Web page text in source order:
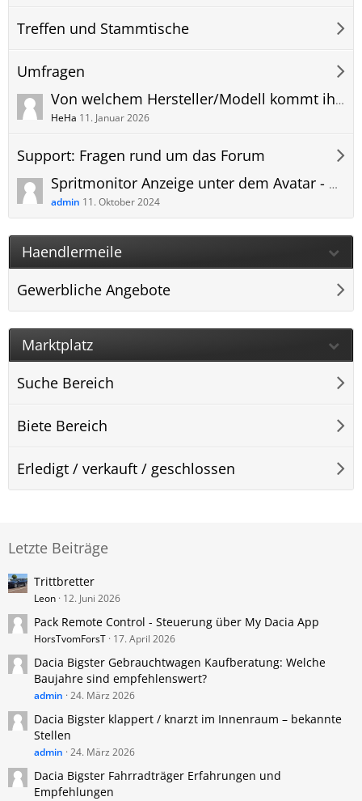
Treffen und Stammtische
Umfragen
Von welchem Hersteller/Modell kommt ihr und warum wechselt ihr zum Dacia Bigster?
HeHa 11. Januar 2026
Support: Fragen rund um das Forum
Spritmonitor Anzeige unter dem Avatar - Eintrag der ID und Anzeige der Grafik
admin 11. Oktober 2024
Haendlermeile
Gewerbliche Angebote
Marktplatz
Suche Bereich
Biete Bereich
Erledigt / verkauft / geschlossen
Letzte Beiträge
Trittbretter
Leon 12. Juni 2026
Pack Remote Control - Steuerung über My Dacia App
HorsTvomForsT 17. April 2026
Dacia Bigster Gebrauchtwagen Kaufberatung: Welche
Baujahre sind empfehlenswert?
admin 24. März 2026
Dacia ​Bigster klappert / knarzt im Innenraum – bekannte
Stellen
admin 24. März 2026
Dacia Bigster Fahrradträger Erfahrungen und
Empfehlungen